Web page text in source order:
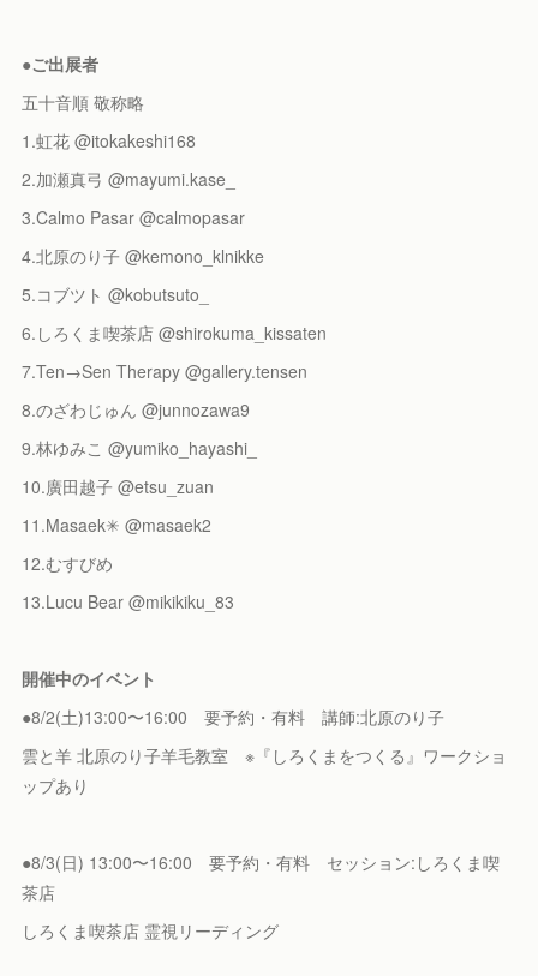
●ご出展者
五十音順 敬称略
1.虹花 @itokakeshi168
2.加瀬真弓 @mayumi.kase_
3.Calmo Pasar @calmopasar
4.北原のり子 @kemono_klnikke
5.コブツト @kobutsuto_
6.しろくま喫茶店 @shirokuma_kissaten
7.Ten→Sen Therapy @gallery.tensen
8.のざわじゅん @junnozawa9
9.林ゆみこ @yumiko_hayashi_
10.廣田越子 @etsu_zuan
11.Masaek✳︎ @masaek2
12.むすびめ
13.Lucu Bear @mikikiku_83
開催中のイベント
●8/2(土)13:00〜16:00 要予約・有料 講師:北原のり子
雲と羊 北原のり子羊毛教室 ※『しろくまをつくる』ワークショ
ップあり
●8/3(日) 13:00〜16:00 要予約・有料 セッション:しろくま喫
茶店
しろくま喫茶店 霊視リーディング